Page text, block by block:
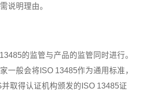
说明理由。
的监管与产品的监管同时进行。
一般会将ISO 13485作为通用标准，
取得认证机构颁发的ISO 13485证